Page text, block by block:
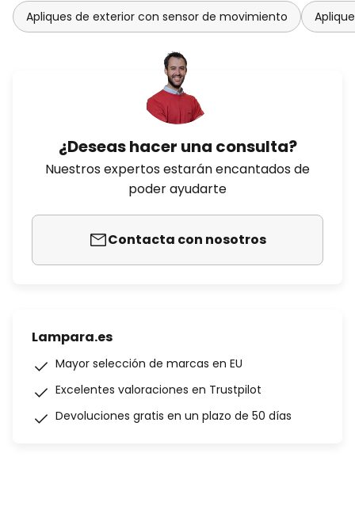
Apliques de exterior con sensor de movimiento
¿Deseas hacer una consulta?
Nuestros expertos estarán encantados de
poder ayudarte
Contacta con nosotros
Lampara.es
Mayor selección de marcas en EU
Excelentes valoraciones en Trustpilot
Devoluciones gratis en un plazo de 50 días